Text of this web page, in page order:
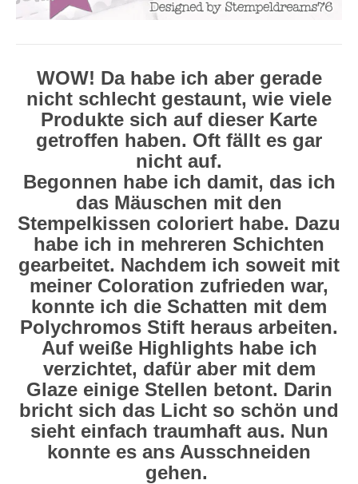
WOW! Da habe ich aber gerade
nicht schlecht gestaunt, wie viele
Produkte sich auf dieser Karte
getroffen haben. Oft fällt es gar
nicht auf.
Begonnen habe ich damit, das ich
das Mäuschen mit den
Stempelkissen coloriert habe. Dazu
habe ich in mehreren Schichten
gearbeitet. Nachdem ich soweit mit
meiner Coloration zufrieden war,
konnte ich die Schatten mit dem
Polychromos Stift heraus arbeiten.
Auf weiße Highlights habe ich
verzichtet, dafür aber mit dem
Glaze einige Stellen betont. Darin
bricht sich das Licht so schön und
sieht einfach traumhaft aus. Nun
konnte es ans Ausschneiden
gehen.